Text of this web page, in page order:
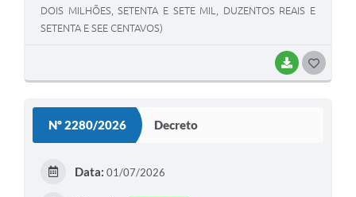
BAIXAR
DOIS MILHÕES, SETENTA E SETE MIL, DUZENTOS REAIS E
SETENTA E SEE CENTAVOS)
Nº 2280/2026 Decreto
Data: 01/07/2026